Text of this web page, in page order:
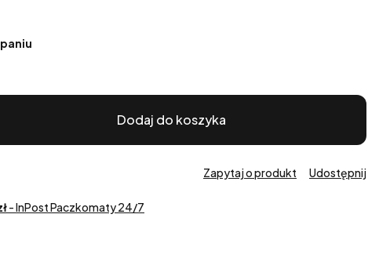
Dodaj do koszyka
Zapytaj o produkt Udostępnij
- InPost Paczkomaty 24/7